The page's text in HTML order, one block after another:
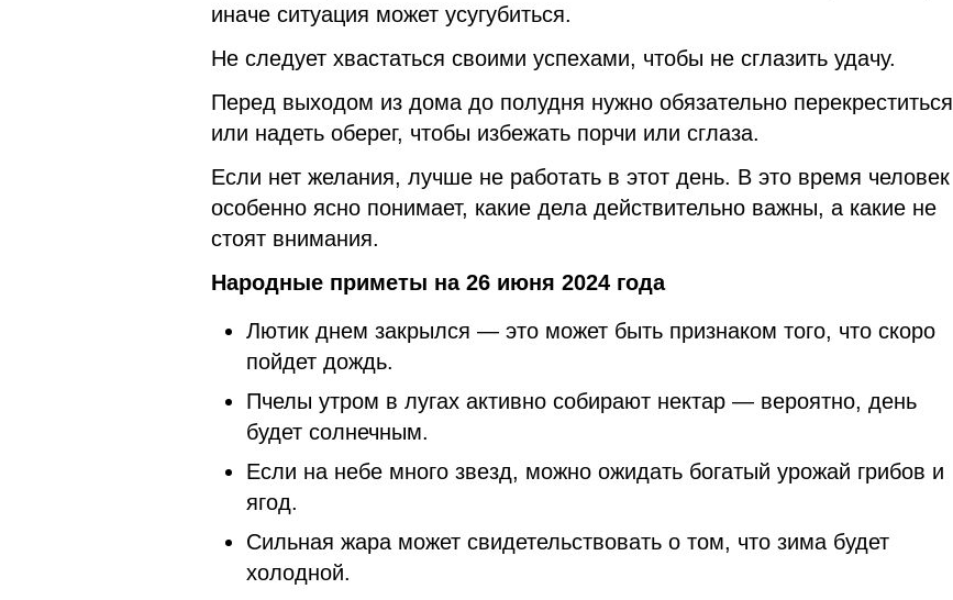
иначе ситуация может усугубиться.
Не следует хвастаться своими успехами, чтобы не сглазить удачу.
Перед выходом из дома до полудня нужно обязательно перекреститься
или надеть оберег, чтобы избежать порчи или сглаза.
Если нет желания, лучше не работать в этот день. В это время человек
особенно ясно понимает, какие дела действительно важны, а какие не
стоят внимания.
Народные приметы на 26 июня 2024 года
Лютик днем закрылся — это может быть признаком того, что скоро
пойдет дождь.
Пчелы утром в лугах активно собирают нектар — вероятно, день
будет солнечным.
Если на небе много звезд, можно ожидать богатый урожай грибов и
ягод.
Сильная жара может свидетельствовать о том, что зима будет
холодной.